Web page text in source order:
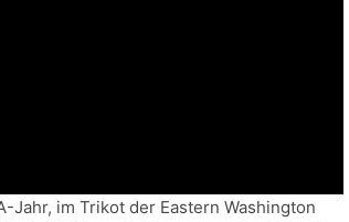
Jahr, im Trikot der Eastern Washington